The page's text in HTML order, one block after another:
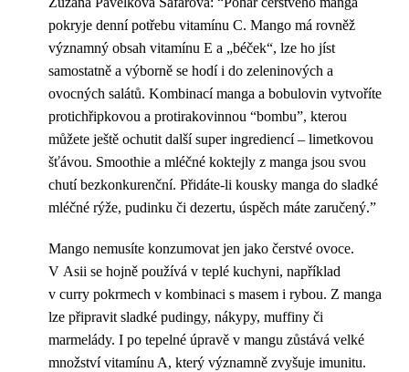
pokryje denní potřebu vitamínu C. Mango má rovněž
významný obsah vitamínu E a „béček“, lze ho jíst
samostatně a výborně se hodí i do zeleninových a
ovocných salátů. Kombinací manga a bobulovin vytvoříte
protichřipkovou a protirakovinnou “bombu”, kterou
můžete ještě ochutit další super ingrediencí – limetkovou
šťávou. Smoothie a mléčné koktejly z manga jsou svou
chutí bezkonkurenční. Přidáte-li kousky manga do sladké
mléčné rýže, pudinku či dezertu, úspěch máte zaručený.”
Mango nemusíte konzumovat jen jako čerstvé ovoce.
V Asii se hojně používá v teplé kuchyni, například
v curry pokrmech v kombinaci s masem i rybou. Z manga
lze připravit sladké pudingy, nákypy, muffiny či
marmelády. I po tepelné úpravě v mangu zůstává velké
množství vitamínu A, který významně zvyšuje imunitu.